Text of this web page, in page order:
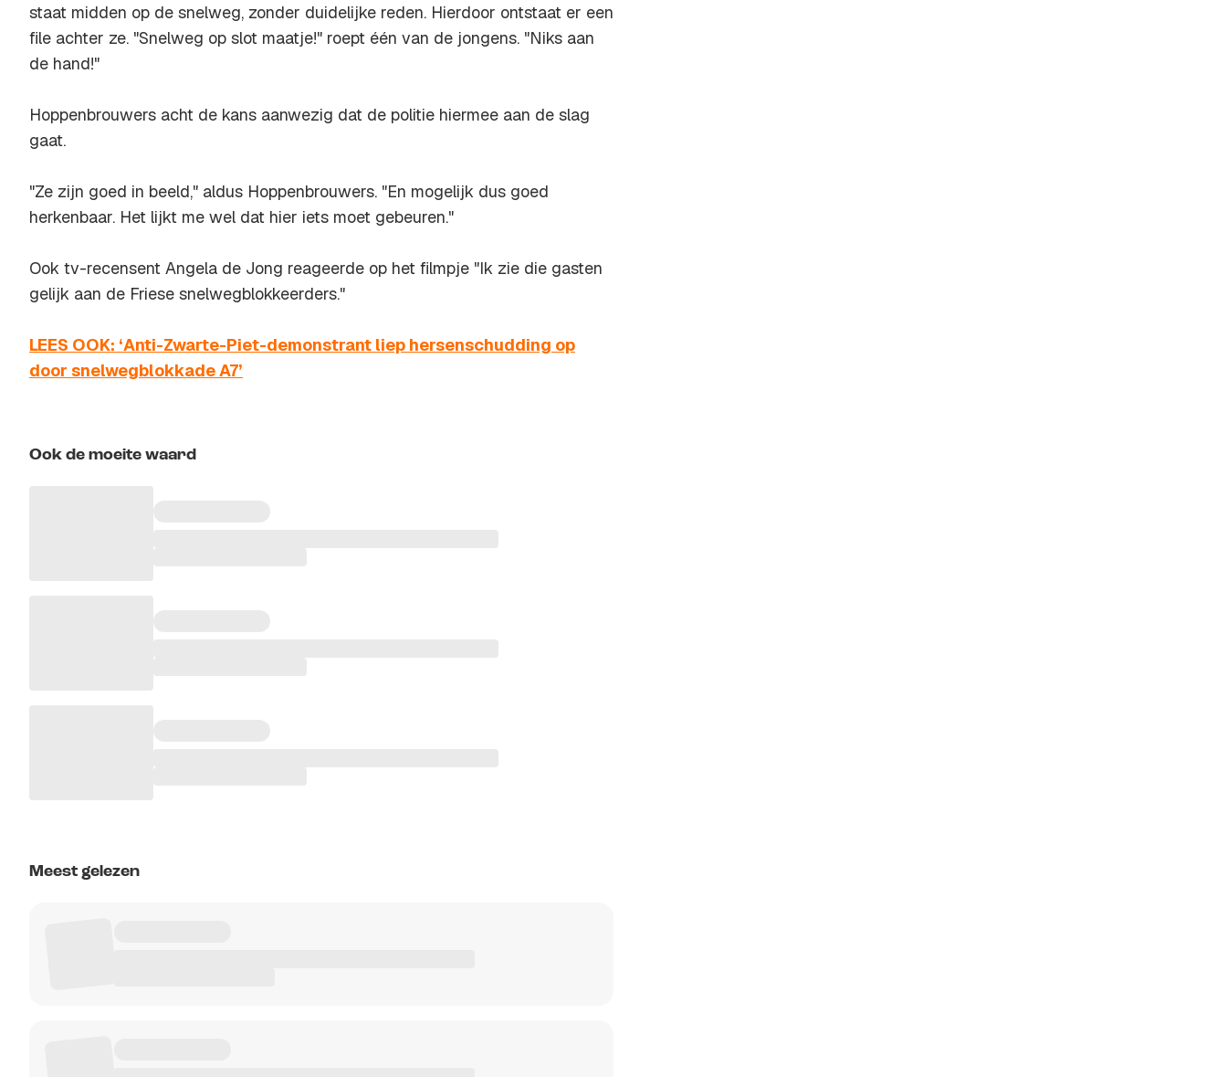
staat midden op de snelweg, zonder duidelijke reden. Hierdoor ontstaat er een
file achter ze. "Snelweg op slot maatje!" roept één van de jongens. "Niks aan
de hand!"
Hoppenbrouwers acht de kans aanwezig dat de politie hiermee aan de slag
gaat.
"Ze zijn goed in beeld," aldus Hoppenbrouwers. "En mogelijk dus goed
herkenbaar. Het lijkt me wel dat hier iets moet gebeuren."
Ook tv-recensent Angela de Jong reageerde op het filmpje "Ik zie die gasten
gelijk aan de Friese snelwegblokkeerders."
LEES OOK: ‘Anti-Zwarte-Piet-demonstrant liep hersenschudding op
door snelwegblokkade A7’
Ook de moeite waard
Meest gelezen